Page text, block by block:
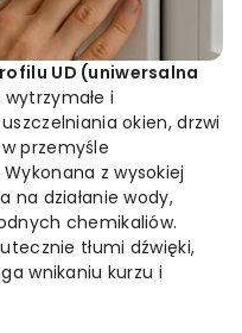
UD (uniwersalna
i
okien, drzwi
przemyśle
z wysokiej
na działanie wody,
chemikaliów.
tłumi dźwięki,
wnikaniu kurzu i